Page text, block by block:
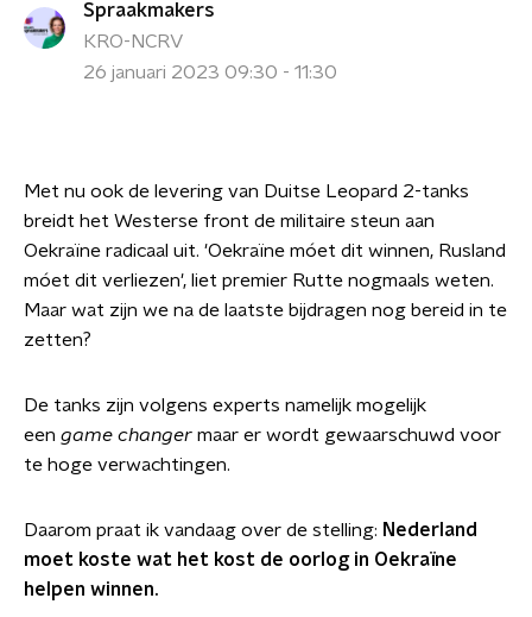
Spraakmakers
KRO-NCRV
26 januari 2023 09:30 - 11:30
Met nu ook de levering van Duitse Leopard 2-tanks
breidt het Westerse front de militaire steun aan
Oekraïne radicaal uit. 'Oekraïne móet dit winnen, Rusland
móet dit verliezen', liet premier Rutte nogmaals weten.
Maar wat zijn we na de laatste bijdragen nog bereid in te
zetten?
De tanks zijn volgens experts namelijk mogelijk
een game changer maar er wordt gewaarschuwd voor
te hoge verwachtingen.
Daarom praat ik vandaag over de stelling: Nederland
moet koste wat het kost de oorlog in Oekraïne
helpen winnen.